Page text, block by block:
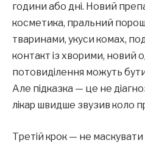
години або дні. Новий
косметика, пральний
тваринами, укуси комах,
контакт із хворими, новий
потовиділення можуть
Але підказка — це не
лікар швидше звузив коло
Третій крок — не